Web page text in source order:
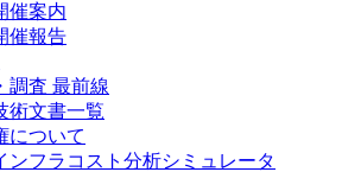
催案内
催報告
調査 最前線
術文書一覧
について
ンフラコスト分析シミュレータ